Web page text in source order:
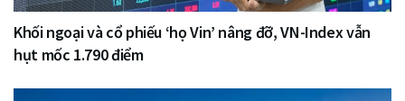
Khối ngoại và cổ phiếu ‘họ Vin’ nâng đỡ, VN-Index vẫn
hụt mốc 1.790 điểm